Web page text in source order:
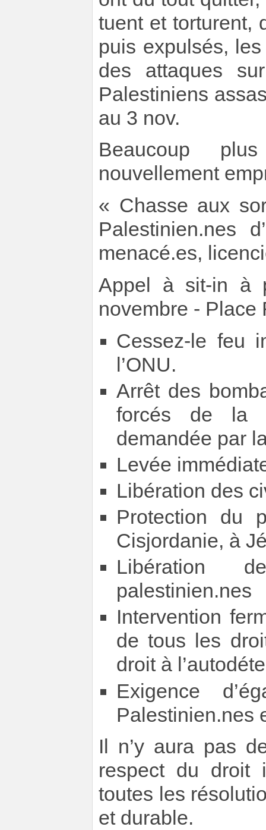
tuent et torturent,
puis expulsés,
des attaques
Palestiniens
au 3 nov.
Beaucoup
nouvellement
« Chasse aux
Palestinien.nes
menacé.es,
Appel à sit-in à
novembre - Place
Cessez-le feu
l’ONU.
Arrêt des
forcés de la
demandée par
Levée
Libération des
Protection du
Cisjordanie, à
Libération
palestinien.nes
Intervention
de tous les
droit à
Exigence
Palestinien.nes
Il n’y aura pas
respect du droit
toutes les
et durable.